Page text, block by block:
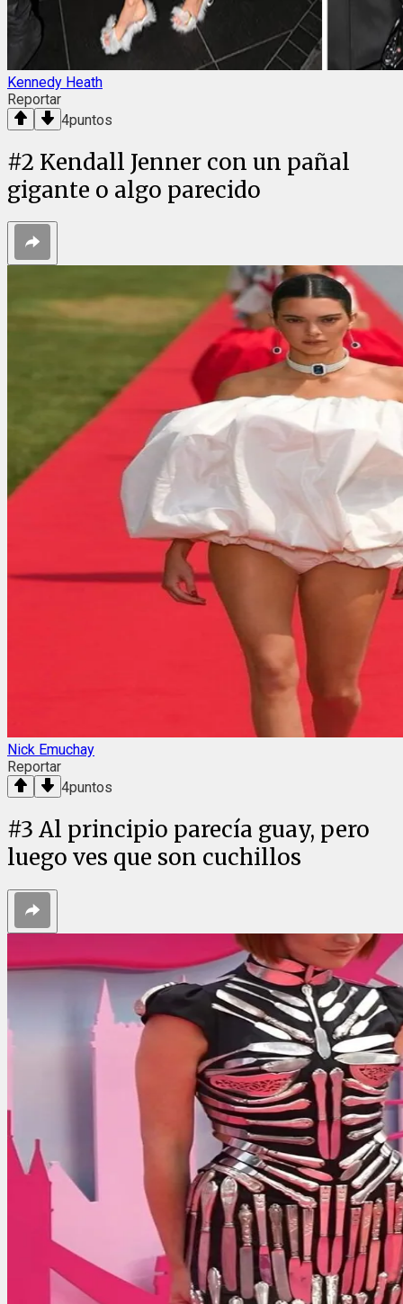
Kennedy Heath
Reportar
4puntos
#2 Kendall Jenner con un pañal
gigante o algo parecido
Nick Emuchay
Reportar
4puntos
#3 Al principio parecía guay, pero
luego ves que son cuchillos